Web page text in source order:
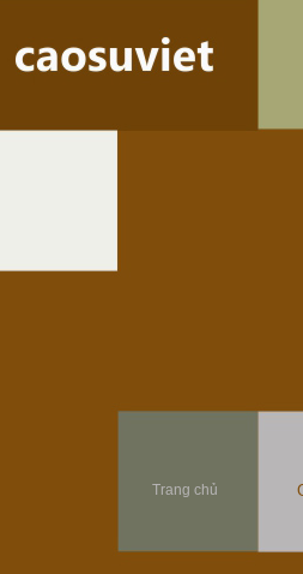
Trang chủ